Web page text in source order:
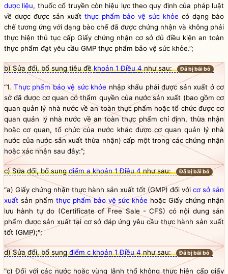
dược liệu, thuốc cổ truyền còn hiệu lực theo quy định của pháp luật
về dược được sản xuất thực phẩm bảo vệ sức khỏe có dạng bào
chế tương ứng với dạng bào chế đã được chứng nhận và không phải
thực hiện thủ tục cấp Giấy chứng nhận cơ sở đủ điều kiện an toàn
thực phẩm đạt yêu cầu GMP thực phẩm bảo vệ sức khỏe.”;
b) Sửa đổi, bổ sung tiêu đề khoản 1 Điều 4như sau: Đã bị bãi bỏ
“1. Thực phẩm bảo vệ sức khỏe nhập khẩu phải được sản xuất ở cơ
sở đã được cơ quan có thẩm quyền của nước sản xuất (bao gồm cơ
quan quản lý nhà nướcvề an toàn thực phẩm hoặc tổ chức đượccơ
quan quản lý nhà nước về an toàn thực phẩm chỉ định, thừa nhận
hoặc cơ quan, tổ chức của nước khác đượccơ quan quản lý nhà
nước của nước sản xuất thừa nhận) cấp một trong các chứng nhận
hoặc xác nhận sau đây:”;
c) Sửa đổi, bổ sung điểm a khoản 1 Điều 4như sau: Đã bị bãi bỏ
“a) Giấy chứng nhận thực hành sản xuất tốt (GMP) đối với cơ sở sản
xuất sản phẩm thực phẩm bảo vệ sức khỏe hoặcGiấy chứng nhận
lưu hành tự do (Certificate of Free Sale - CFS) có nội dung sản
phẩm được sản xuất tại cơ sở đáp ứng yêu cầu thực hành sản xuất
tốt (GMP);";
d) Sửa đổi, bổ sung điểm c khoản 1 Điều 4như sau: Đã bị bãi bỏ
"c) Đối với các nước hoặc vùng lãnh thổ không thực hiện cấp giấy